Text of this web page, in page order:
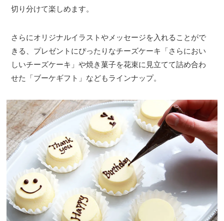
切り分けて楽しめます。
さらにオリジナルイラストやメッセージを入れることがで
きる、プレゼントにぴったりなチーズケーキ「さらにおい
しいチーズケーキ」や焼き菓子を花束に見立てて詰め合わ
せた「ブーケギフト」などもラインナップ。